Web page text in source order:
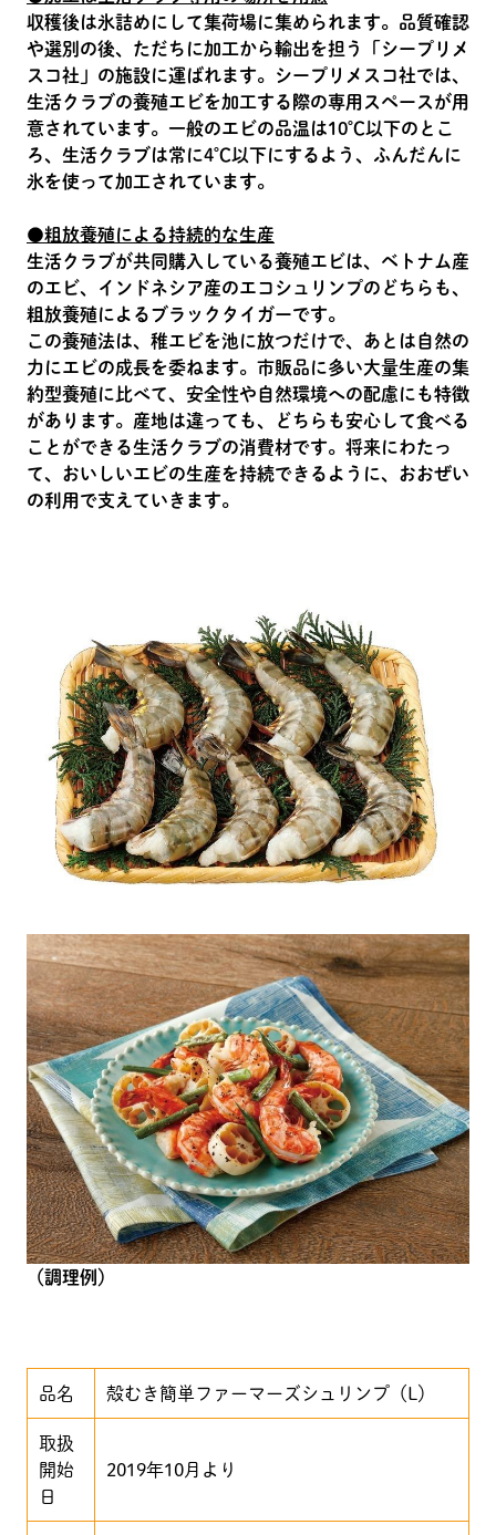
収穫後は氷詰めにして集荷場に集められます。品質確認
や選別の後、ただちに加工から輸出を担う「シープリメ
スコ社」の施設に運ばれます。シープリメスコ社では、
生活クラブの養殖エビを加工する際の専用スペースが用
意されています。一般のエビの品温は10℃以下のとこ
ろ、生活クラブは常に4℃以下にするよう、ふんだんに
氷を使って加工されています。
●粗放養殖による持続的な生産
生活クラブが共同購入している養殖エビは、ベトナム産
のエビ、インドネシア産のエコシュリンプのどちらも、
粗放養殖によるブラックタイガーです。
この養殖法は、稚エビを池に放つだけで、あとは自然の
力にエビの成長を委ねます。市販品に多い大量生産の集
約型養殖に比べて、安全性や自然環境への配慮にも特徴
があります。産地は違っても、どちらも安心して食べる
ことができる生活クラブの消費材です。将来にわたっ
て、おいしいエビの生産を持続できるように、おおぜい
の利用で支えていきます。
（調理例）
品名 殻むき簡単ファーマーズシュリンプ（L）
取扱
開始
日
2019年10月より